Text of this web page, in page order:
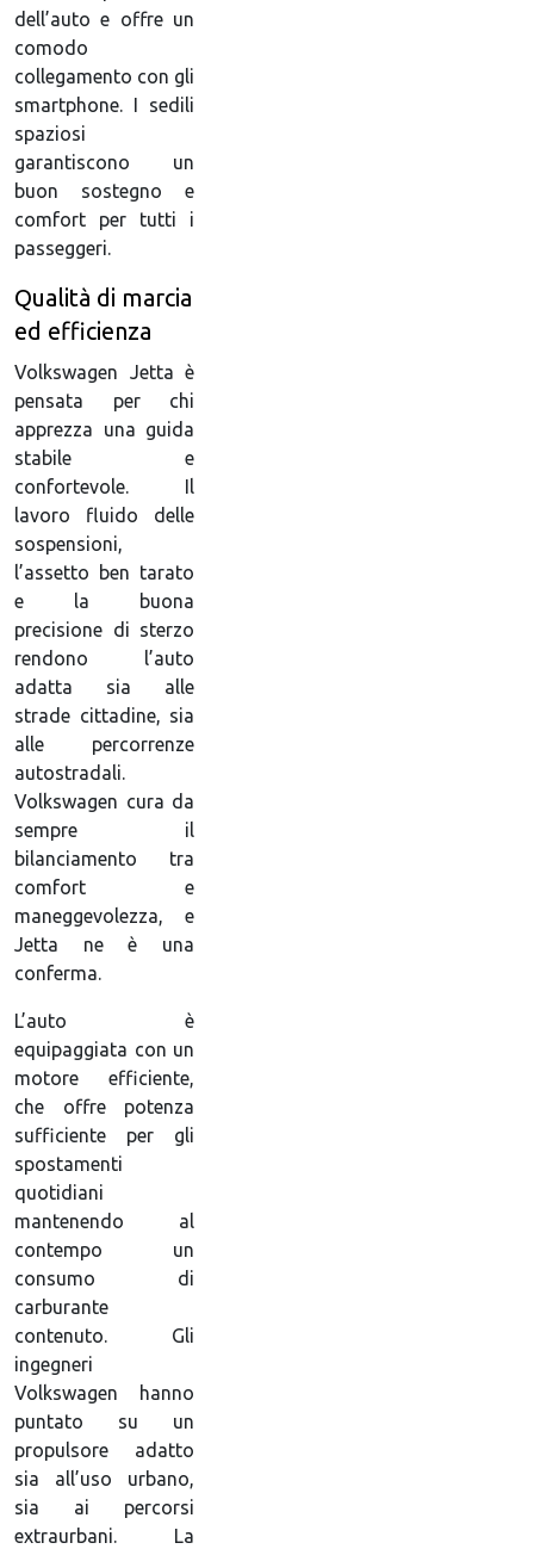
dell’auto e offre un
comodo
collegamento con gli
smartphone. I sedili
spaziosi
garantiscono un
buon sostegno e
comfort per tutti i
passeggeri.
Qualità di marcia
ed efficienza
Volkswagen Jetta è
pensata per chi
apprezza una guida
stabile e
confortevole. Il
lavoro fluido delle
sospensioni,
l’assetto ben tarato
e la buona
precisione di sterzo
rendono l’auto
adatta sia alle
strade cittadine, sia
alle percorrenze
autostradali.
Volkswagen cura da
sempre il
bilanciamento tra
comfort e
maneggevolezza, e
Jetta ne è una
conferma.
L’auto è
equipaggiata con un
motore efficiente,
che offre potenza
sufficiente per gli
spostamenti
quotidiani
mantenendo al
contempo un
consumo di
carburante
contenuto. Gli
ingegneri
Volkswagen hanno
puntato su un
propulsore adatto
sia all’uso urbano,
sia ai percorsi
extraurbani. La